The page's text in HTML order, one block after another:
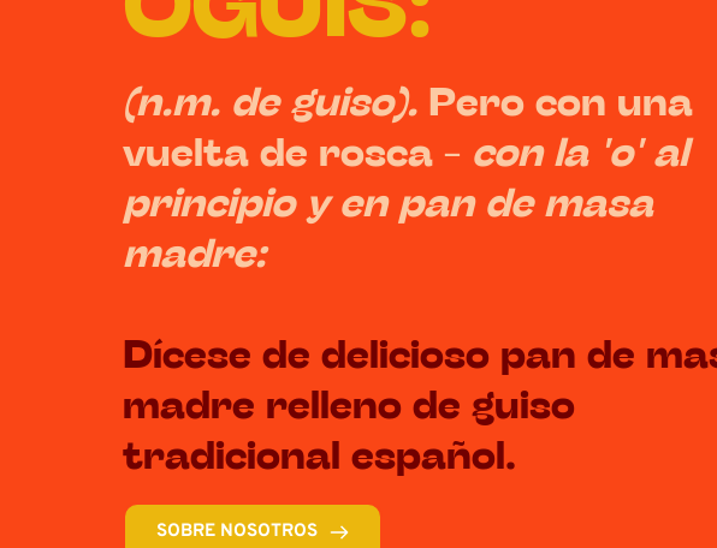
(n.m. de guiso). Pero con una
vuelta de rosca - con la 'o' al
principio y en pan de masa
madre:
Dícese de delicioso pan de
madre relleno de guiso
tradicional español.
SOBRE NOSOTROS